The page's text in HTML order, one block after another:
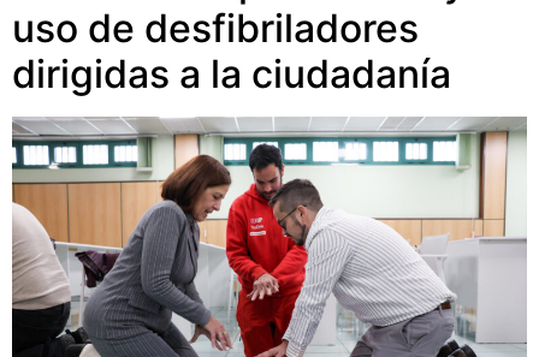
uso de desfibriladores
dirigidas a la ciudadanía